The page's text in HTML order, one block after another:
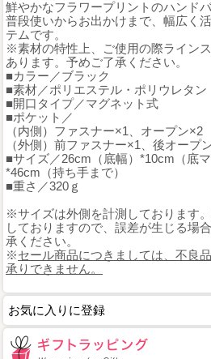
鮮やかなフラワープリントのハンドバ
普段使いからお出かけまで、幅広く
テムです。
※素材の特性上、ご使用の際ライン
あります。予めご了承ください。
■カラー／ブラック
■素材／ポリエステル・ポリウレタン
■開口タイプ／マグネット式
■ポケット／
（内側）ファスナー×1、オープン×2
（外側）前ファスナー×1、後オープ
■サイズ／26cm（底幅）*10cm（底
*46cm（持ち手まで）
■重さ／320ｇ
※サイズは外側を計測しております
しておりますので、誤差が生じる場
承ください。
※セール商品につきましては、不良
承りできません。
お気に入りに登録